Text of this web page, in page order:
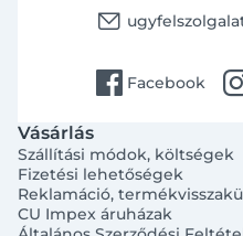
email
facebook Facebook
Vásárlás
Szállítási módok, költségek
Fizetési lehetőségek
Reklamáció,
CU Impex áruházak